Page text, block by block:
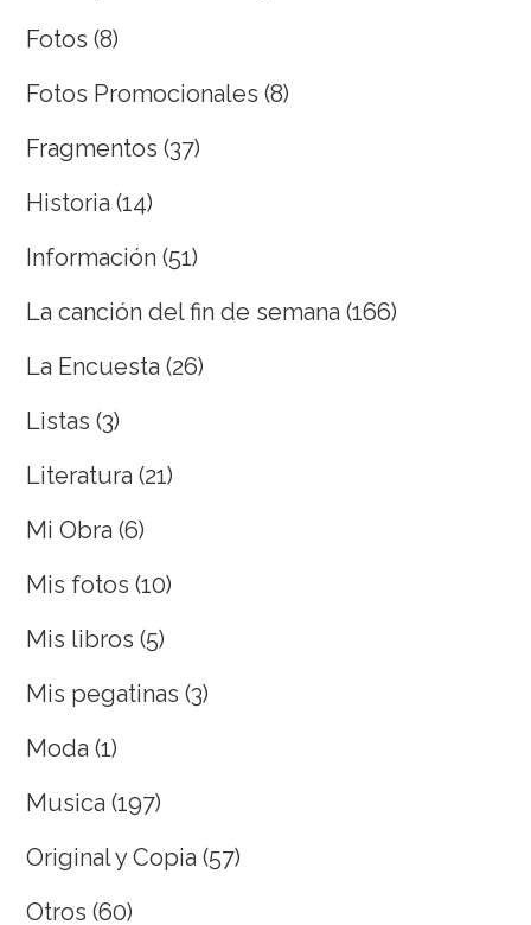
Fotos (8)
Fotos Promocionales (8)
Fragmentos (37)
Historia (14)
Información (51)
La canción del fin de semana (166)
La Encuesta (26)
Listas (3)
Literatura (21)
Mi Obra (6)
Mis fotos (10)
Mis libros (5)
Mis pegatinas (3)
Moda (1)
Musica (197)
Original y Copia (57)
Otros (60)